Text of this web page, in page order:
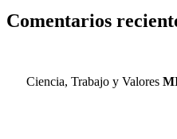
Comentarios
Ciencia, Trabajo y Valores